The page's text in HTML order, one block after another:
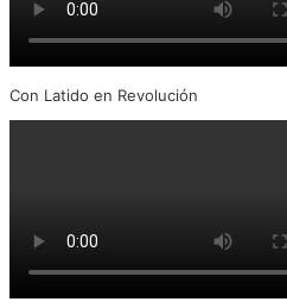
Con Latido en Revolución